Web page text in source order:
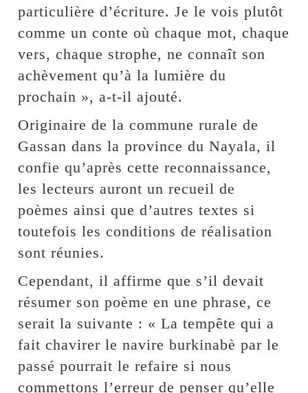
particulière d’écriture. Je le vois plutôt
comme un conte où chaque mot, chaque
vers, chaque strophe, ne connaît son
achèvement qu’à la lumière du
prochain », a-t-il ajouté.
Originaire de la commune rurale de
Gassan dans la province du Nayala, il
confie qu’après cette reconnaissance,
les lecteurs auront un recueil de
poèmes ainsi que d’autres textes si
toutefois les conditions de réalisation
sont réunies.
Cependant, il affirme que s’il devait
résumer son poème en une phrase, ce
serait la suivante : « La tempête qui a
fait chavirer le navire burkinabè par le
passé pourrait le refaire si nous
commettons l’erreur de penser qu’elle